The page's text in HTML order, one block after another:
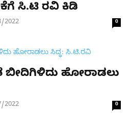
ಸಿ.ಟಿ ರವಿ ಕಿಡಿ
2022 0
ಬೀದಿಗಿಳಿದು ಹೋರಾಡಲು
2022 0